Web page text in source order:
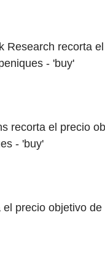
Research recorta
- 'buy'
recorta el precio
- 'buy'
precio objetivo